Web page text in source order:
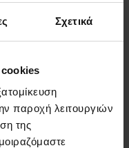
Σχετικά
cookies
παροχή λειτουργιών
της
Περισσότερα